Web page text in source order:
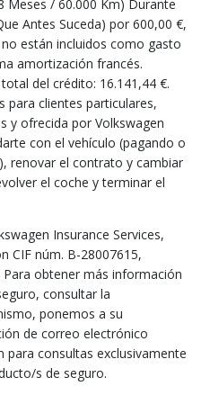
Meses / 60.000 Km) Durante
Antes Suceda) por 600,00 €,
están incluidos como gasto
amortización francés.
del crédito: 16.141,44 €.
para clientes particulares,
y ofrecida por Volkswagen
con el vehículo (pagando o
renovar el contrato y cambiar
el coche y terminar el
Insurance Services,
CIF núm. B-28007615,
obtener más información
consultar la
ponemos a su
de correo electrónico
para consultas exclusivamente
s de seguro.